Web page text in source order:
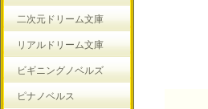
二次元ドリーム文庫
リアルドリーム文庫
ビギニングノベルズ
ピナノベルス